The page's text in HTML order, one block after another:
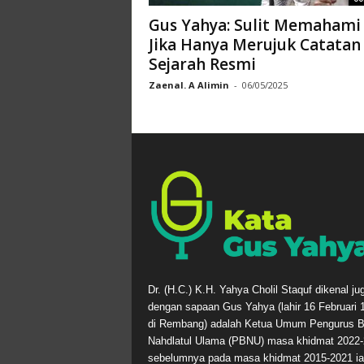
Gus Yahya: Sulit Memahami
Jika Hanya Merujuk Catatan
Sejarah Resmi
Zaenal. A Alimin - 06/05/2025
Dr. (H.C.) K.H. Yahya Cholil Staquf dikenal
dengan sapaan Gus Yahya (lahir 16 Februari
di Rembang) adalah Ketua Umum Pengurus
Nahdlatul Ulama (PBNU) masa khidmat 2022-
sebelumnya pada masa khidmat 2015-2021 ia